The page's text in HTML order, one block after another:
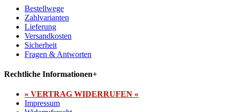
Bestellwege
Zahlvarianten
Lieferung
Versandkosten
Sicherheit
Fragen & Antworten
Rechtliche Informationen+
» VERTRAG WIDERRUFEN «
Impressum